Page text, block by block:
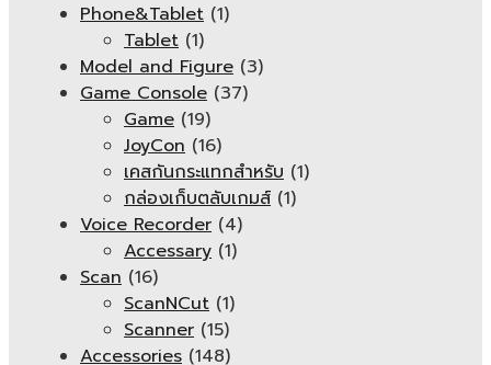
Phone&Tablet (1)
Tablet (1)
Model and Figure (3)
Game Console (37)
Game (19)
JoyCon (16)
เคสกันกระแทกสำหรับ (1)
กล่องเก็บตลับเกมส์ (1)
Voice Recorder (4)
Accessary (1)
Scan (16)
ScanNCut (1)
Scanner (15)
Accessories (148)